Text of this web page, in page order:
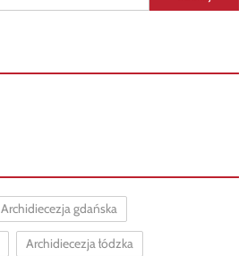
Archidiecezja gdańska
Archidiecezja łódzka